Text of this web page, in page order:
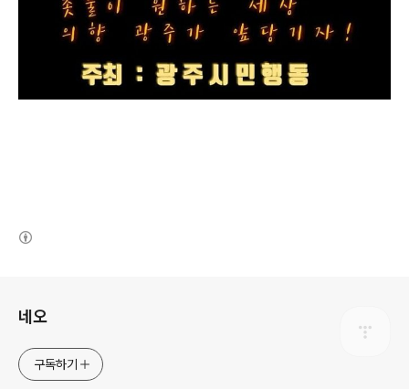
네오
구독하기